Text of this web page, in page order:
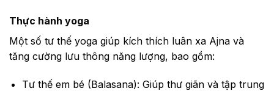
Thực hành yoga
Một số tư thế yoga giúp kích thích luân xa Ajna và
tăng cường lưu thông năng lượng, bao gồm:
Tư thế em bé (Balasana): Giúp thư giãn và tập trung